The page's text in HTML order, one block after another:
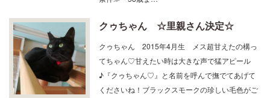
クゥちゃん ☆里親さん決定☆
クゥちゃん 2015年4月生 メス超甘えたの構っ
てちゃん♡甘えたい時は大きな声で猛アピール
♪『クゥちゃん♡』と名前を呼んで撫でてあげて
くださいね！ブラックスモークの珍しい毛色がご